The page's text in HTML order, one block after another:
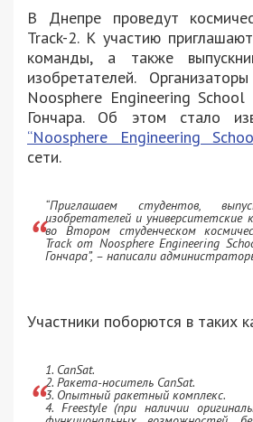
В Днепре проведут
Track-2. К участию
команды, а также
изобретателей.
Noosphere Engineering
Гончара. Об этом стало
“Noosphere Engineering
сети.
“Приглашаем студентов,
изобретателей и университетские
во Втором студенческом
Track от Noosphere Engineering
Гончара”, – написали
Участники поборются в таких
1. CanSat.
2. Ракета-носитель CanSat.
3. Опытный ракетный комплекс.
4. Freestyle (при наличии